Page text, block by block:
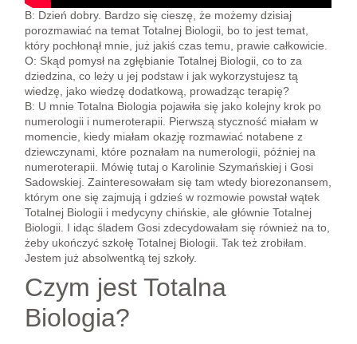
B: Dzień dobry. Bardzo się cieszę, że możemy dzisiaj
porozmawiać na temat Totalnej Biologii, bo to jest temat,
który pochłonął mnie, już jakiś czas temu, prawie całkowicie.
O: Skąd pomysł na zgłębianie Totalnej Biologii, co to za
dziedzina, co leży u jej podstaw i jak wykorzystujesz tą
wiedzę, jako wiedzę dodatkową, prowadząc terapię?
B: U mnie Totalna Biologia pojawiła się jako kolejny krok po
numerologii i numeroterapii. Pierwszą styczność miałam w
momencie, kiedy miałam okazję rozmawiać notabene z
dziewczynami, które poznałam na numerologii, później na
numeroterapii. Mówię tutaj o Karolinie Szymańskiej i Gosi
Sadowskiej. Zainteresowałam się tam wtedy biorezonansem,
którym one się zajmują i gdzieś w rozmowie powstał wątek
Totalnej Biologii i medycyny chińskie, ale głównie Totalnej
Biologii. I idąc śladem Gosi zdecydowałam się również na to,
żeby ukończyć szkołę Totalnej Biologii. Tak też zrobiłam.
Jestem już absolwentką tej szkoły.
Czym jest Totalna
Biologia?